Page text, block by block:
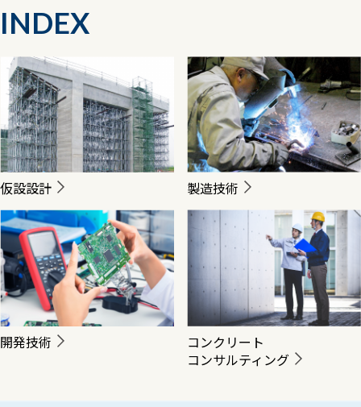
INDEX
仮設設計 製造技術
開発技術
コンクリート
コンサルティング